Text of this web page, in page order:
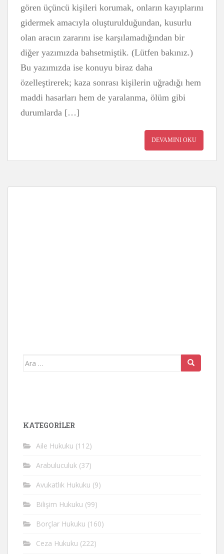
gören üçüncü kişileri korumak, onların kayıplarını
gidermek amacıyla oluşturulduğundan, kusurlu
olan aracın zararını ise karşılamadığından bir
diğer yazımızda bahsetmiştik. (Lütfen bakınız.)
Bu yazımızda ise konuyu biraz daha
özelleştirerek; kaza sonrası kişilerin uğradığı hem
maddi hasarları hem de yaralanma, ölüm gibi
durumlarda […]
DEVAMINI OKU
Arama
KATEGORİLER
Aile Hukuku (112)
Arabuluculuk (37)
Avukatlık Hukuku (9)
Bilişim Hukuku (99)
Borçlar Hukuku (160)
Ceza Hukuku (222)